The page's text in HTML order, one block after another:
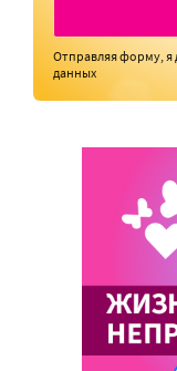
Отправляя форму, я
данных